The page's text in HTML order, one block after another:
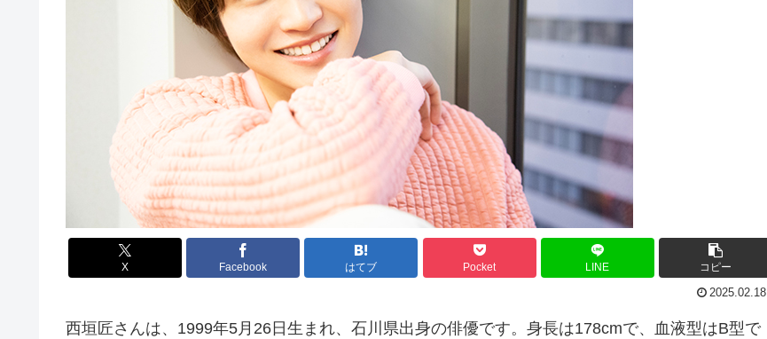
X Facebook はてブ Pocket LINE コピー
2025.02.18
西垣匠さんは、1999年5月26日生まれ、石川県出身の俳優です。身長は178cmで、血液型はB型で